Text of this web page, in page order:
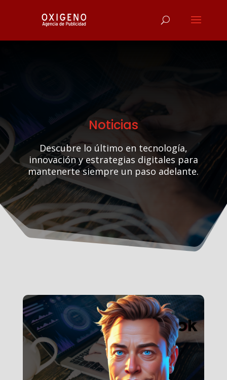
Noticias
Descubre lo último en tecnología,
innovación y estrategias digitales para
mantenerte siempre un paso adelante.